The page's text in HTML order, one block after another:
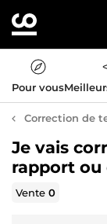
Pour vous
Correction de
Je vais
rapport
Vente0